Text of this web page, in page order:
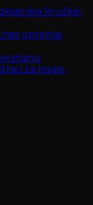
kruške•
oprema•
za noge•